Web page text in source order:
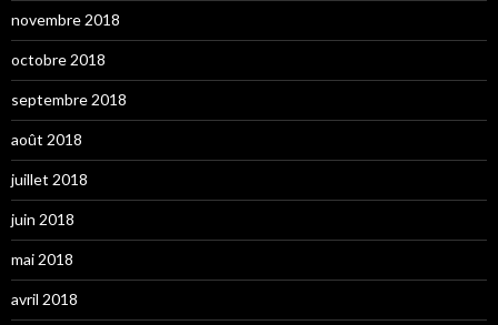
novembre 2018
octobre 2018
septembre 2018
août 2018
juillet 2018
juin 2018
mai 2018
avril 2018